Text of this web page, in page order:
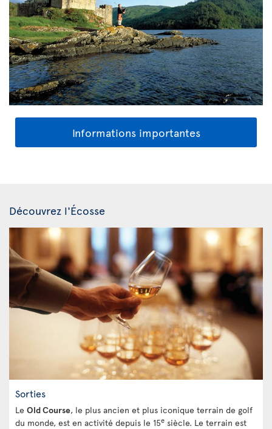
Informations importantes
Découvrez l'Écosse
Sorties
Le Old Course, le plus ancien et plus iconique terrain de golf
du monde, est en activité depuis le 15e siècle. Le terrain est